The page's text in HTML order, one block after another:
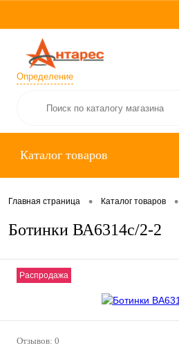
Определение
Каталог товаров
Главная страница • Каталог товаров •
Ботинки ВА6314c/2-2
Распродажа
Отзывов: 0